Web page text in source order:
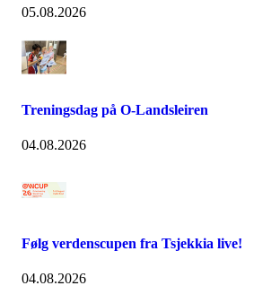
05.08.2026
Treningsdag på O-Landsleiren
04.08.2026
Følg verdenscupen fra Tsjekkia live!
04.08.2026